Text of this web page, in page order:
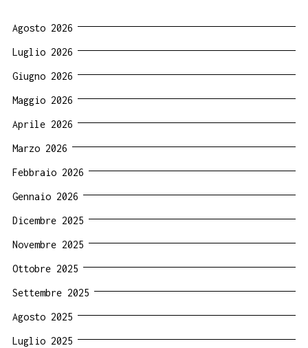
Agosto 2026
Luglio 2026
Giugno 2026
Maggio 2026
Aprile 2026
Marzo 2026
Febbraio 2026
Gennaio 2026
Dicembre 2025
Novembre 2025
Ottobre 2025
Settembre 2025
Agosto 2025
Luglio 2025